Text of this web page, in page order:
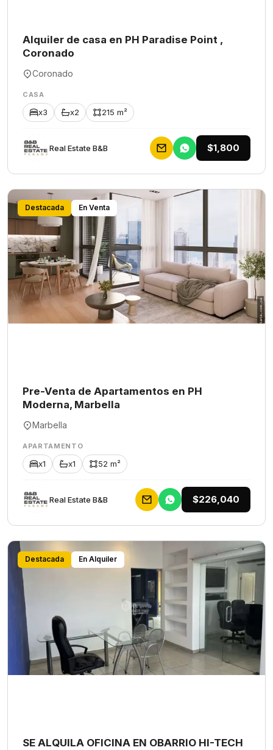
Alquiler de casa en PH Paradise Point ,
Coronado
Coronado
CASA
x3 x2 215 m²
Rеаl Еstаtе В&В $1,800
Destacada En Venta
Pre-Venta de Apartamentos en PH
Moderna, Marbella
Marbella
APARTAMENTO
x1 x1 52 m²
Rеаl Еstаtе В&В $226,040
Destacada En Alquiler
SE ALQUILA OFICINA EN OBARRIO HI-TECH